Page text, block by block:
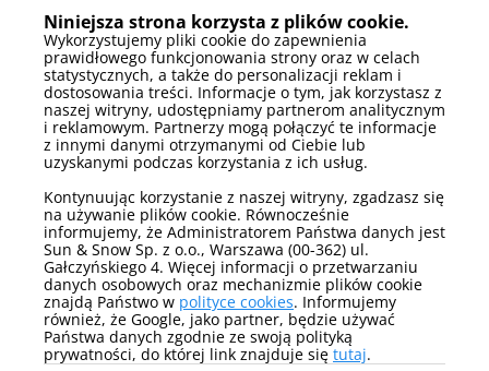
1 400 zł
Apartament B 38
Metraż140 m2 Piętro:2
Liczba pokoi:6 Liczba osób:12
Łóżka 1 os.:0 Łóżka 2 os.:6
Zarezerwuj
Niniejsza strona korzysta z plików cookie.
Wykorzystujemy pliki cookie do zapewnienia
prawidłowego funkcjonowania strony oraz w celach
statystycznych, a także do personalizacji reklam i
dostosowania treści. Informacje o tym, jak korzystasz z
naszej witryny, udostępniamy partnerom analitycznym
i reklamowym. Partnerzy mogą połączyć te informacje
z innymi danymi otrzymanymi od Ciebie lub
uzyskanymi podczas korzystania z ich usług.
Kontynuując korzystanie z naszej witryny, zgadzasz się
na używanie plików cookie. Równocześnie
informujemy, że Administratorem Państwa danych jest
Sun & Snow Sp. z o.o., Warszawa (00-362) ul.
Gałczyńskiego 4. Więcej informacji o przetwarzaniu
danych osobowych oraz mechanizmie plików cookie
znajdą Państwo w polityce cookies. Informujemy
również, że Google, jako partner, będzie używać
Państwa danych zgodnie ze swoją polityką
prywatności, do której link znajduje się tutaj.